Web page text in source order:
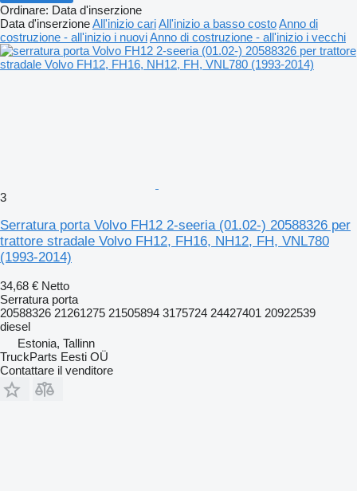
Ordinare: Data d'inserzione
Data d'inserzioneAll'inizio cariAll'inizio a basso costoAnno di
costruzione - all'inizio i nuoviAnno di costruzione - all'inizio i vecchi
3
Serratura porta Volvo FH12 2-seeria (01.02-) 20588326 per
trattore stradale Volvo FH12, FH16, NH12, FH, VNL780
(1993-2014)
34,68 € Netto
Serratura porta
20588326 21261275 21505894 3175724 24427401 20922539
diesel
Estonia, Tallinn
TruckParts Eesti OÜ
Contattare il venditore